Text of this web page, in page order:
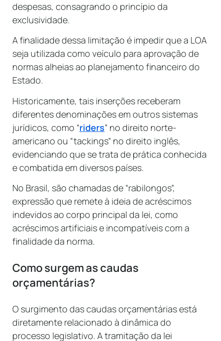
despesas, consagrando o princípio da
exclusividade.
A finalidade dessa limitação é impedir que a LOA
seja utilizada como veículo para aprovação de
normas alheias ao planejamento financeiro do
Estado.
Historicamente, tais inserções receberam
diferentes denominações em outros sistemas
jurídicos, como “riders” no direito norte-
americano ou “tackings” no direito inglês,
evidenciando que se trata de prática conhecida
e combatida em diversos países.
No Brasil, são chamadas de “rabilongos”,
expressão que remete à ideia de acréscimos
indevidos ao corpo principal da lei, como
acréscimos artificiais e incompatíveis com a
finalidade da norma.
Como surgem as caudas
orçamentárias?
O surgimento das caudas orçamentárias está
diretamente relacionado à dinâmica do
processo legislativo. A tramitação da lei